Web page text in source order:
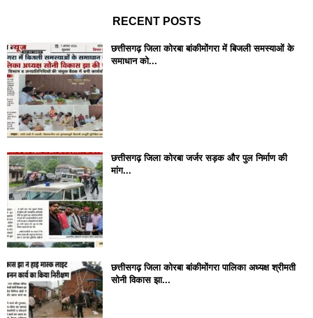
RECENT POSTS
छत्तीसगढ़ जिला कोरबा बांकीमोंगरा में बिजली समस्याओं के
समाधान को...
छत्तीसगढ़ जिला कोरबा जर्जर सड़क और पुल निर्माण की
मांग...
छत्तीसगढ़ जिला कोरबा बांकीमोंगरा पालिका अध्यक्ष श्रीमती
सोनी विकास झा...